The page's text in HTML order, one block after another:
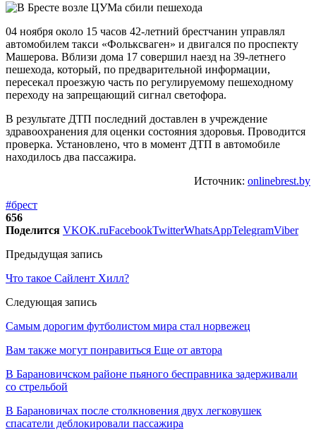
04 ноября около 15 часов 42-летний брестчанин управлял
автомобилем такси «Фольксваген» и двигался по проспекту
Машерова. Вблизи дома 17 совершил наезд на 39-летнего
пешехода, который, по предварительной информации,
пересекал проезжую часть по регулируемому пешеходному
переходу на запрещающий сигнал светофора.
В результате ДТП последний доставлен в учреждение
здравоохранения для оценки состояния здоровья. Проводится
проверка. Установлено, что в момент ДТП в автомобиле
находилось два пассажира.
Источник: onlinebrest.by
#брест
656
Поделится VKOK.ruFacebookTwitterWhatsAppTelegramViber
Предыдущая запись
Что такое Сайлент Хилл?
Следующая запись
Самым дорогим футболистом мира стал норвежец
Вам также могут понравиться Еще от автора
В Барановичском районе пьяного бесправника задерживали
со стрельбой
В Барановичах после столкновения двух легковушек
спасатели деблокировали пассажира